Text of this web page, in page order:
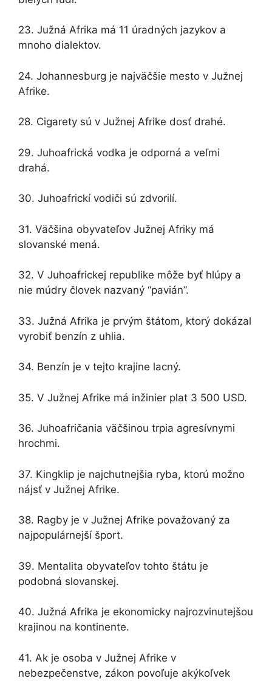
23. Južná Afrika má 11 úradných jazykov a
mnoho dialektov.
24. Johannesburg je najväčšie mesto v Južnej
Afrike.
28. Cigarety sú v Južnej Afrike dosť drahé.
29. Juhoafrická vodka je odporná a veľmi
drahá.
30. Juhoafrickí vodiči sú zdvorilí.
31. Väčšina obyvateľov Južnej Afriky má
slovanské mená.
32. V Juhoafrickej republike môže byť hlúpy a
nie múdry človek nazvaný “pavián”.
33. Južná Afrika je prvým štátom, ktorý dokázal
vyrobiť benzín z uhlia.
34. Benzín je v tejto krajine lacný.
35. V Južnej Afrike má inžinier plat 3 500 USD.
36. Juhoafričania väčšinou trpia agresívnymi
hrochmi.
37. Kingklip je najchutnejšia ryba, ktorú možno
nájsť v Južnej Afrike.
38. Ragby je v Južnej Afrike považovaný za
najpopulárnejší šport.
39. Mentalita obyvateľov tohto štátu je
podobná slovanskej.
40. Južná Afrika je ekonomicky najrozvinutejšou
krajinou na kontinente.
41. Ak je osoba v Južnej Afrike v
nebezpečenstve, zákon povoľuje akýkoľvek